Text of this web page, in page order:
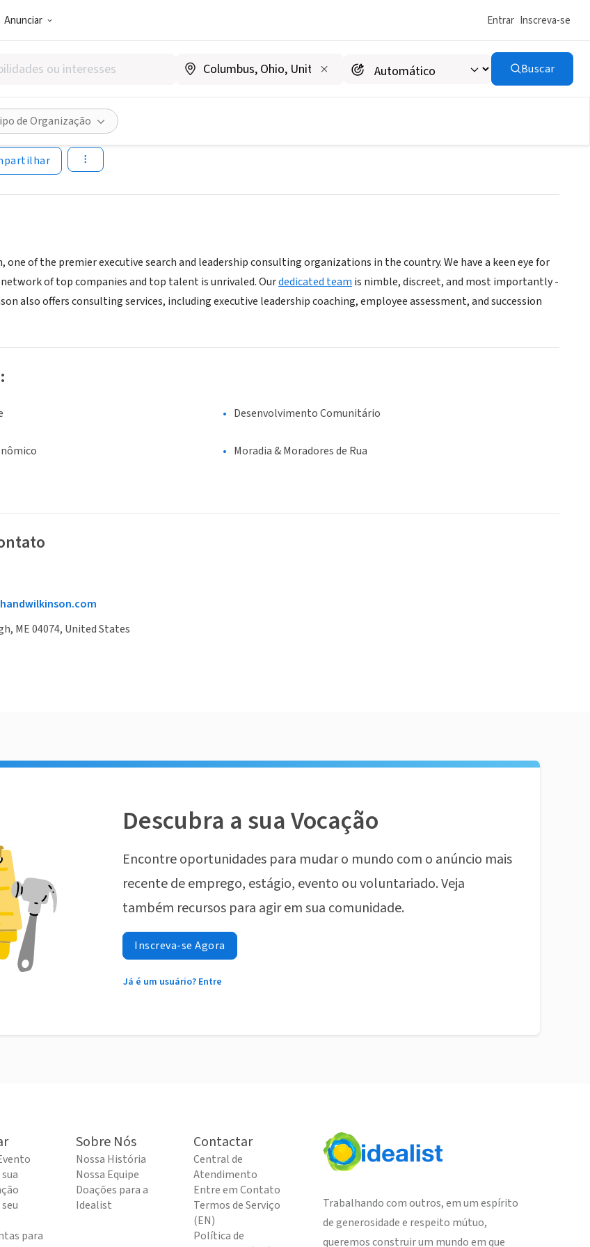
Anunciar Entrar Inscreva-se
Buscar
de Organização
one of the premier executive search and leadership consulting organizations in the country. We have a keen eye for
of top companies and top talent is unrivaled. Ourdedicated team is nimble, discreet, and most importantly -
also offers consulting services, including executive leadership coaching, employee assessment, and succession
Desenvolvimento Comunitário
Moradia & Moradores de Rua
ME 04074, United States
Descubra a sua Vocação
Encontre oportunidades para mudar o mundo com o anúncio mais
recente de emprego, estágio, evento ou voluntariado. Veja
também recursos para agir em sua comunidade.
Inscreva-se Agora
Já é um usuário? Entre
para
Sobre Nós
Nossa História
Nossa Equipe
Doações para a
Idealist
Contactar
Central de
Atendimento
Entre em Contato
Termos de Serviço
(EN)
Política de
Trabalhando com outros, em um espírito
de generosidade e respeito mútuo,
queremos construir um mundo em que